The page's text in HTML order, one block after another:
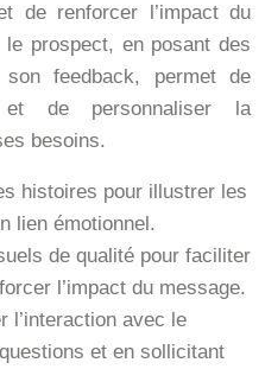
de renforcer l’impact du
le prospect, en posant des
feedback, permet de
et de personnaliser la
besoins.
histoires pour illustrer les
lien émotionnel.
de qualité pour faciliter
l’impact du message.
l’interaction avec le
et en sollicitant